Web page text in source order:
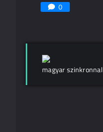
0
magyar szinkronnal